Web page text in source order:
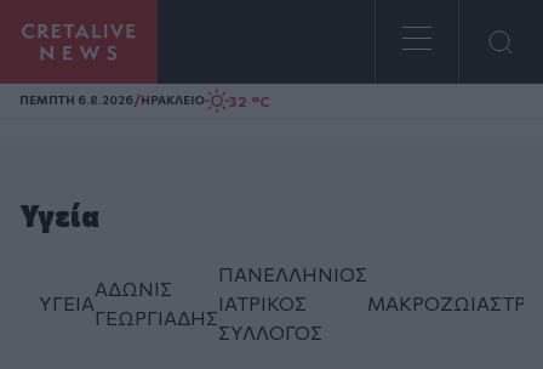
Homepage
ΠΕΜΠΤΗ 6.8.2026/ΗΡΑΚΛΕΙΟ 32 °C
Υγεία
ΥΓΕΙΑ
ΑΔΩΝΙΣ
ΓΕΩΡΓΙAΔΗΣ
ΠΑΝΕΛΛΗΝΙΟΣ
ΙΑΤΡΙΚΟΣ
ΣΥΛΛΟΓΟΣ
ΜΑΚΡΟΖΩΙΑ